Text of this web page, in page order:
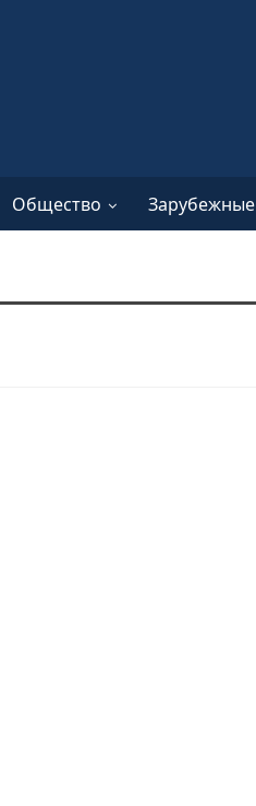
Общество Зарубежные